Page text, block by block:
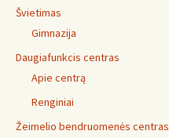
Švietimas
Gimnazija
Daugiafunkcis centras
Apie centrą
Renginiai
Žeimelio bendruomenės centras